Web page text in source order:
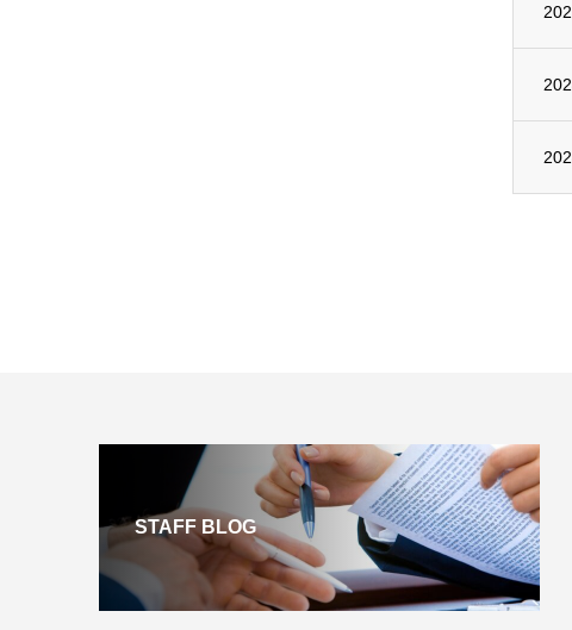
STAFF BLOG